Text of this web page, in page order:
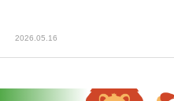
2026.05.16